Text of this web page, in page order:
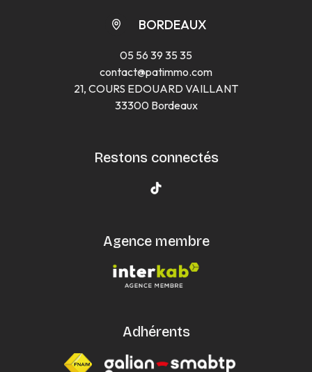
BORDEAUX
05 56 39 35 35
contact@patimmo.com
21, COURS EDOUARD VAILLANT
33300 Bordeaux
Restons connectés
Agence membre
Adhérents